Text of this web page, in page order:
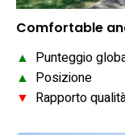
Comfortable
▲ Punteggio
▲ Posizione
▼ Rapporto